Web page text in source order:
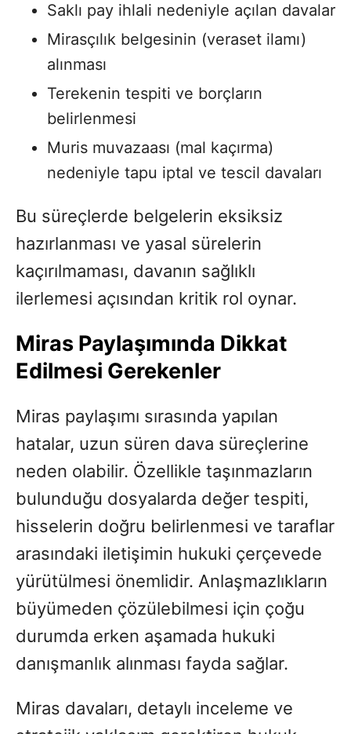
Saklı pay ihlali nedeniyle açılan davalar
Mirasçılık belgesinin (veraset ilamı)
alınması
Terekenin tespiti ve borçların
belirlenmesi
Muris muvazaası (mal kaçırma)
nedeniyle tapu iptal ve tescil davaları
Bu süreçlerde belgelerin eksiksiz
hazırlanması ve yasal sürelerin
kaçırılmaması, davanın sağlıklı
ilerlemesi açısından kritik rol oynar.
Miras Paylaşımında Dikkat
Edilmesi Gerekenler
Miras paylaşımı sırasında yapılan
hatalar, uzun süren dava süreçlerine
neden olabilir. Özellikle taşınmazların
bulunduğu dosyalarda değer tespiti,
hisselerin doğru belirlenmesi ve taraflar
arasındaki iletişimin hukuki çerçevede
yürütülmesi önemlidir. Anlaşmazlıkların
büyümeden çözülebilmesi için çoğu
durumda erken aşamada hukuki
danışmanlık alınması fayda sağlar.
Miras davaları, detaylı inceleme ve